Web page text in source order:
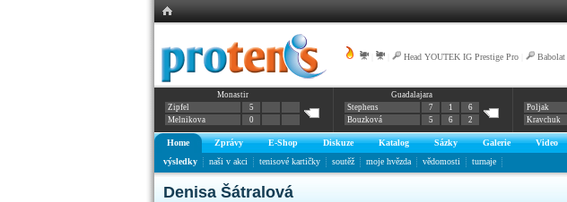
Head YOUTEK IG Prestige Pro
Monastir
Zipfel
5
Melnikova
0
Guadalajara
Stephens
7 1
6
Bouzková
5 6 2
Poljak
Kravchuk
Home Zprávy E-Shop Diskuze Katalog Sázky Galerie Video
výsledky
naši v akci tenisové kartičky soutěž moje hvězda vědomosti turnaje
Denisa Šátralová